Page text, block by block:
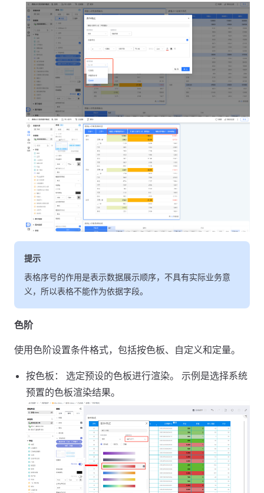
提示
表格序号的作用是表示数据展示顺序，不具有实际业务意
义，所以表格不能作为依据字段。
色阶
使用色阶设置条件格式，包括按色板、自定义和定量。
按色板： 选定预设的色板进行渲染。 示例是选择系统
预置的色板渲染结果。